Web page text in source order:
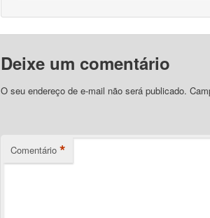
Deixe um comentário
O seu endereço de e-mail não será publicado.
Comentário *